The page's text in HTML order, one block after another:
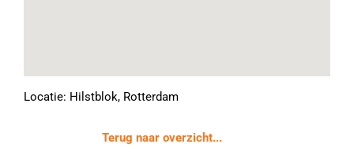
Locatie: Hilstblok, Rotterdam
Terug naar overzicht...